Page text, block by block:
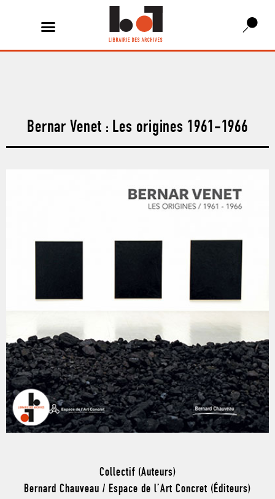
Bernar Venet : Les origines 1961-1966
Collectif (Auteurs)
Bernard Chauveau / Espace de l’Art Concret (Éditeurs)